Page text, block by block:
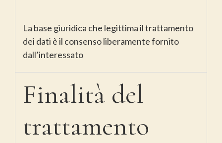
La base giuridica che legittima il trattamento
dei dati è il consenso liberamente fornito
dall’interessato
Finalità del
trattamento